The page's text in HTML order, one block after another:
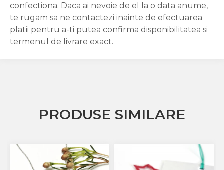
confectiona. Daca ai nevoie de el la o data anume,
te rugam sa ne contactezi inainte de efectuarea
platii pentru a-ti putea confirma disponibilitatea si
termenul de livrare exact.
PRODUSE SIMILARE